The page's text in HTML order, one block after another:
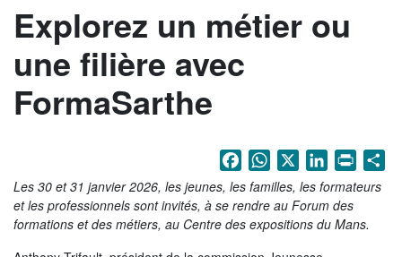
Entreprendre en Sarthe
Tourisme en Sarthe
Que faire en Sarthe ?
L'Abbaye Royale de l'Épau
Voix au Chapitre
Explorez un métier ou
une filière avec
FormaSarthe
FacebookWhatsApp LinkedIn
Print
Les 30 et 31 janvier 2026, les jeunes, les familles, les formateurs
et les professionnels sont invités, à se rendre au Forum des
formations et des métiers, au Centre des expositions du Mans.